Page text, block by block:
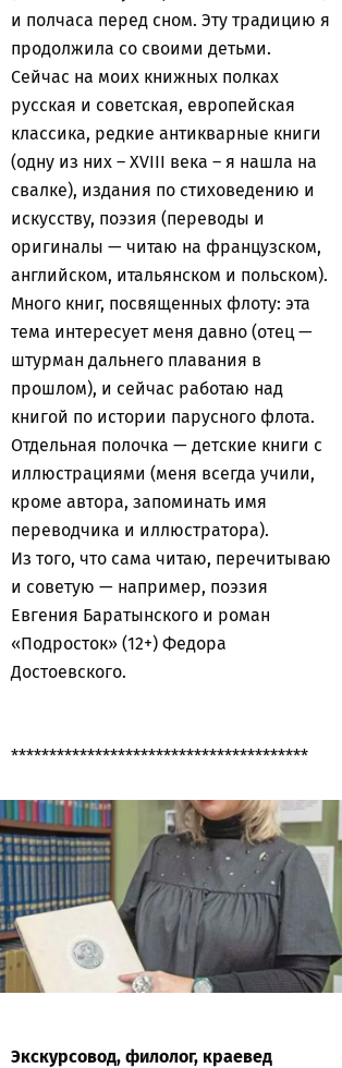
и полчаса перед сном. Эту традицию я
продолжила со своими детьми.
Сейчас на моих книжных полках
русская и советская, европейская
классика, редкие антикварные книги
(одну из них – XVIII века – я нашла на
свалке), издания по стиховедению и
искусству, поэзия (переводы и
оригиналы — читаю на французском,
английском, итальянском и польском).
Много книг, посвященных флоту: эта
тема интересует меня давно (отец —
штурман дальнего плавания в
прошлом), и сейчас работаю над
книгой по истории парусного флота.
Отдельная полочка — детские книги с
иллюстрациями (меня всегда учили,
кроме автора, запоминать имя
переводчика и иллюстратора).
Из того, что сама читаю, перечитываю
и советую — например, поэзия
Евгения Баратынского и роман
«Подросток» (12+) Федора
Достоевского.
***************************************
Экскурсовод, филолог, краевед